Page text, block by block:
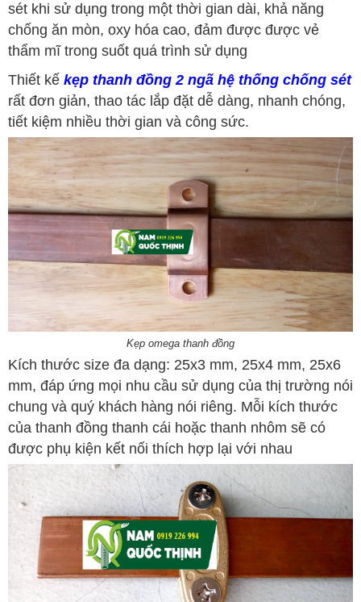
sét khi sử dụng trong một thời gian dài, khả năng
chống ăn mòn, oxy hóa cao, đảm được được vẻ
thẩm mĩ trong suốt quá trình sử dụng
Thiết kế kẹp thanh đồng 2 ngã hệ thống chống sét
rất đơn giản, thao tác lắp đặt dễ dàng, nhanh chóng,
tiết kiệm nhiều thời gian và công sức.
Kẹp omega thanh đồng
Kích thước size đa dạng: 25x3 mm, 25x4 mm, 25x6
mm, đáp ứng mọi nhu cầu sử dụng của thị trường nói
chung và quý khách hàng nói riêng. Mỗi kích thước
của thanh đồng thanh cái hoặc thanh nhôm sẽ có
được phụ kiện kết nối thích hợp lại với nhau